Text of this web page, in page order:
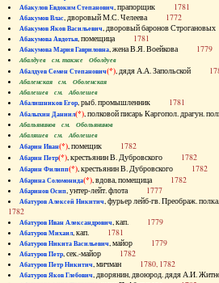
Абакулов Евдоким Степанович, прапорщик 1781
Абакумов Влас, дворовый М.С. Челеева 1772
Абакумов Яков Васильевич, дворовый баронов
Абакумова Авдотья, помещица 1781
Абакумова Мария Гавриловна, жена В.Я. Воейкова 1779
Абалдуев см. также Оболдуев
Абалдуев Семен Степанович(*), дядя А.А. Запольской
Абаленская см. Оболенская
Абалешев см. Аболешев
Абалишников Егор, рыб. промышленник 1781
Абалыхин Даниил(*), полковой писарь Каргопол. драгун.
Абальянинов см. Обольянинов
Абаляшев см. Аболешев
Абарин Иван(*), помещик 1782
Абарин Петр(*), крестьянин В. Дубровского 1782
Абарин Филипп(*), крестьянин В. Дубровского 1782
Абарина Соломонида(*), вдова, помещица 1782
Абаринов Осип, унтер-лейт. флота 1777
Абатуров Алексей Никитич, фурьер лейб-гв. Преображ.
1782
Абатуров Иван Александрович, кап. 1779
Абатуров Михаил, кап. 1781
Абатуров Никита Васильевич, майор 1779
Абатуров Петр, сек.-майор 1782
Абатуров Петр Никитич, мичман 1780, 1782
Абатуров Яков Глебович, дворянин, двоюрод. дядя А.И.